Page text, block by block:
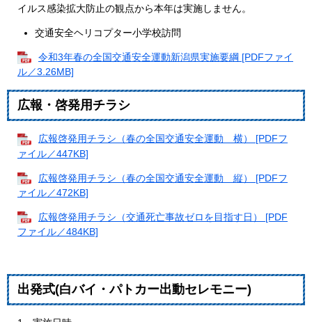
イルス感染拡大防止の観点から本年は実施しません。
交通安全ヘリコプター小学校訪問
令和3年春の全国交通安全運動新潟県実施要綱 [PDFファイ
ル／3.26MB]
広報・啓発用チラシ
広報啓発用チラシ（春の全国交通安全運動 横） [PDFフ
ァイル／447KB]
広報啓発用チラシ（春の全国交通安全運動 縦） [PDFフ
ァイル／472KB]
広報啓発用チラシ（交通死亡事故ゼロを目指す日） [PDF
ファイル／484KB]
出発式(白バイ・パトカー出動セレモニー)